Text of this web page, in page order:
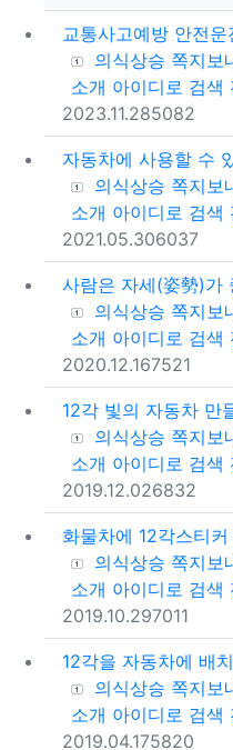
교통사고예방 안전
등록자의식상승 쪽지보
소개 아이디로 검색
등록일
2023.11.28조회
5082
자동차에 사용할 수
등록자의식상승 쪽지보
소개 아이디로 검색
등록일
2021.05.30조회
6037
사람은 자세(姿勢)가
등록자의식상승 쪽지보
소개 아이디로 검색
등록일
2020.12.16조회
7521
12각 빛의 자동차 만
등록자의식상승 쪽지보
소개 아이디로 검색
등록일
2019.12.02조회
6832
화물차에 12각스티
등록자의식상승 쪽지보
소개 아이디로 검색
등록일
2019.10.29조회
7011
12각을 자동차에 배
등록자의식상승 쪽지보
소개 아이디로 검색
등록일
2019.04.17조회
5820